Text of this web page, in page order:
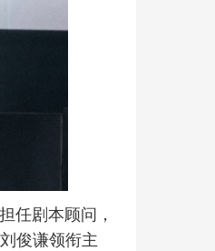
任剧本顾问，
俊谦领衔主